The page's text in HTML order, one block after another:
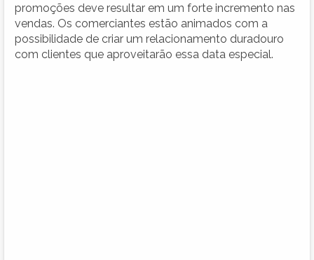
promoções deve resultar em um forte incremento nas
vendas. Os comerciantes estão animados com a
possibilidade de criar um relacionamento duradouro
com clientes que aproveitarão essa data especial.